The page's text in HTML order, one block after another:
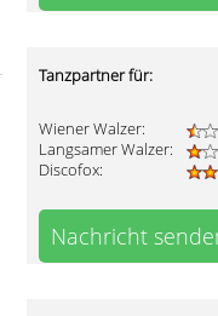
Tanzpartner für:
Wiener Walzer:
Langsamer Walzer:
Discofox:
Nachricht